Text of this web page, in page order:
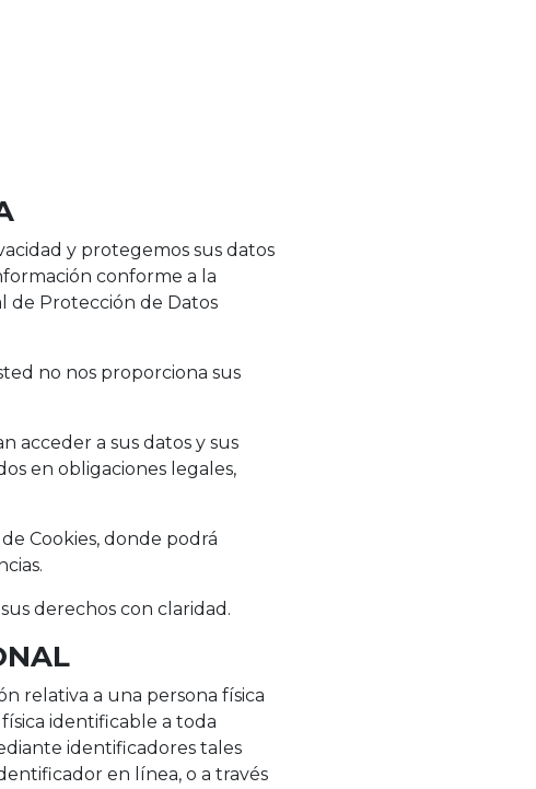
y protegemos sus datos
conforme a la
de Protección de Datos
no nos proporciona sus
acceder a sus datos y sus
en obligaciones legales,
Cookies, donde podrá
derechos con claridad.
relativa a una persona física
identificable a toda
identificadores tales
en línea, o a través